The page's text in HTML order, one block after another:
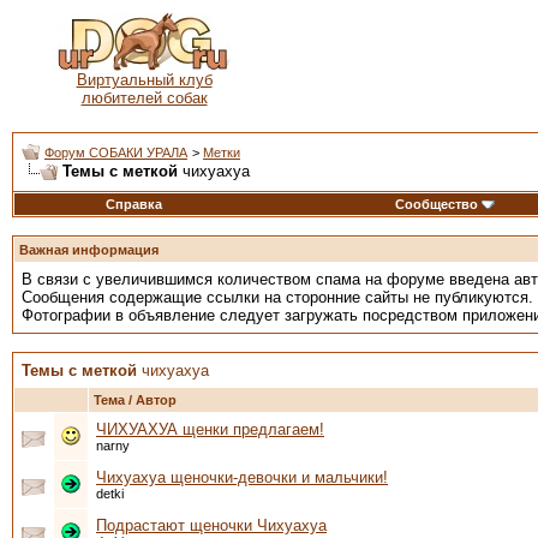
Виртуальный клуб
любителей собак
Форум СОБАКИ УРАЛА > Метки
Темы с меткой чихуахуа
Справка
Сообщество
Важная информация
В связи с увеличившимся количеством спама на форуме введена
Сообщения содержащие ссылки на сторонние сайты не публикуются.
Фотографии в объявление следует загружать посредством
Темы с меткой чихуахуа
Тема / Автор
ЧИХУАХУА щенки предлагаем!
narny
Чихуахуа щеночки-девочки и мальчики!
detki
Подрастают щеночки Чихуахуа